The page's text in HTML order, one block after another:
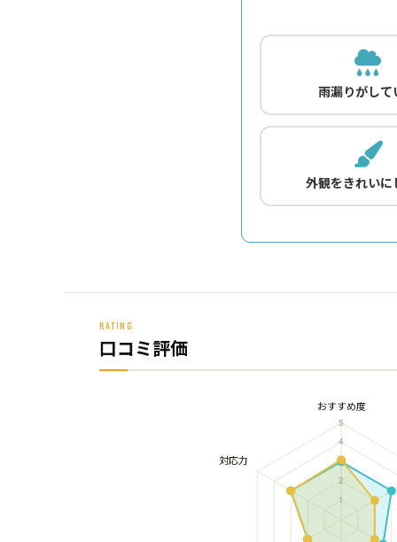
雨漏りがして
外観をきれいに
RATING
口コミ評価